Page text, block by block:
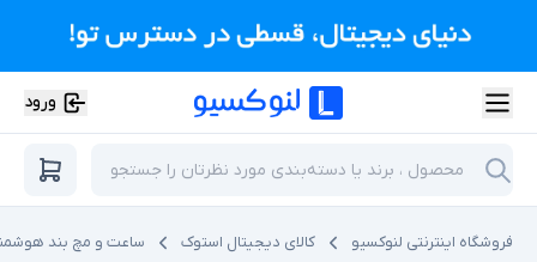
ورود
فروشگاه اینترنتی لنوکسیو کالای دیجیتال استوک ساعت و مچ بند